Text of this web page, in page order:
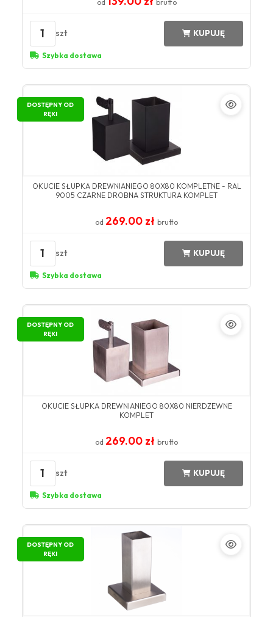
od brutto
1 szt KUPUJĘ
Szybka dostawa
DOSTĘPNY OD
RĘKI
OKUCIE SŁUPKA DREWNIANIEGO 80X80 KOMPLETNE - RAL
9005 CZARNE DROBNA STRUKTURA KOMPLET
od 269.00 zł brutto
1 szt KUPUJĘ
Szybka dostawa
DOSTĘPNY OD
RĘKI
OKUCIE SŁUPKA DREWNIANIEGO 80X80 NIERDZEWNE
KOMPLET
od 269.00 zł brutto
1 szt KUPUJĘ
Szybka dostawa
DOSTĘPNY OD
RĘKI